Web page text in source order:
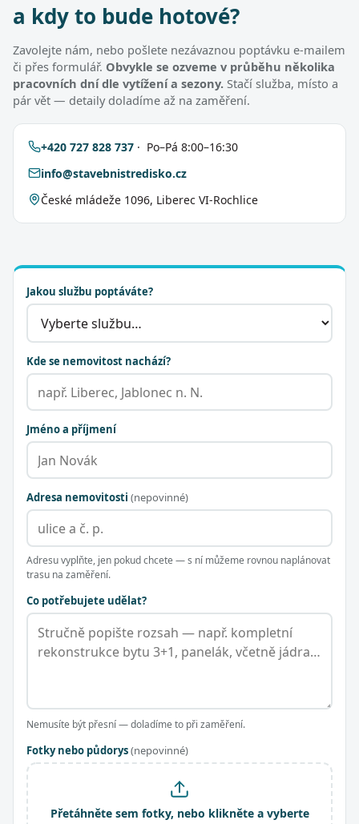
a kdy to bude hotové?
Zavolejte nám, nebo pošlete nezávaznou poptávku e-mailem
či přes formulář. Obvykle se ozveme v průběhu několika
pracovních dní dle vytížení a sezony. Stačí služba, místo a
pár vět — detaily doladíme až na zaměření.
+420 727 828 737 · Po–Pá 8:00–16:30
info@stavebnistredisko.cz
České mládeže 1096, Liberec VI-Rochlice
Jakou službu poptáváte?
Kde se nemovitost nachází?
Jméno a příjmení
Adresa nemovitosti (nepovinné)
Adresu vyplňte, jen pokud chcete — s ní můžeme rovnou naplánovat
trasu na zaměření.
Co potřebujete udělat?
Nemusíte být přesní — doladíme to při zaměření.
Fotky nebo půdorys(nepovinné)
Přetáhněte sem fotky, nebo klikněte a vyberte